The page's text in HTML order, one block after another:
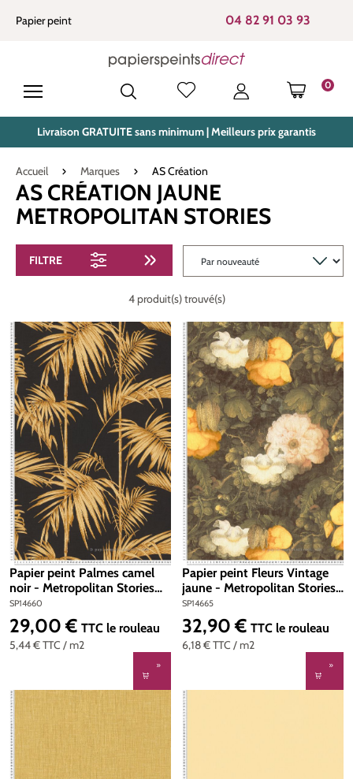
principal
Papier peint 04 82 91 03 93
0
LE
Livraison GRATUITE sans minimum | Meilleurs prix garantis
Accueil Marques AS Création
AS CRÉATION JAUNE
METROPOLITAN STORIES
FILTRE
4 produit(s) trouvé(s)
Papier peint Palmes camel
noir - Metropolitan Stories
d'AS Création | Réf. SP14660
SP14660
5,44 €TTC / m2
Prix régulier :
29,00 € TTC le rouleau
Papier peint Fleurs Vintage
jaune - Metropolitan Stories
d'AS Création | Réf. SP14665
SP14665
6,18 €TTC / m2
Prix régulier :
32,90 € TTC le rouleau